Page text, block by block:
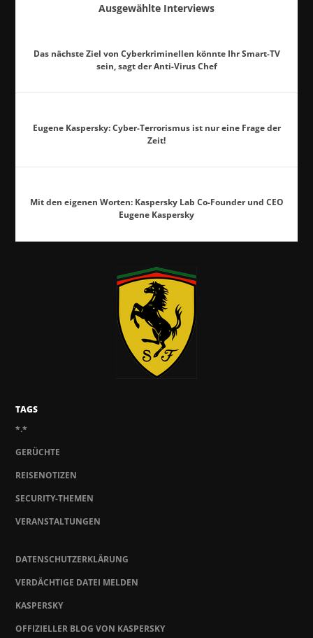
Ausgewählte Interviews
Das nächste Ziel von Cyberkriminellen könnte Ihr Smart-TV
sein, sagt der Anti-Virus Chef
Eugene Kaspersky: Cyber-Terrorismus ist nur eine Frage der
Zeit!
Mit den eigenen Worten: Kaspersky Lab Co-Founder und CEO
Eugene Kaspersky
TAGS
*.*
GERÜCHTE
REISENOTIZEN
SECURITY-THEMEN
VERANSTALTUNGEN
DATENSCHUTZERKLÄRUNG
VERDÄCHTIGE DATEI MELDEN
KASPERSKY
OFFIZIELLER BLOG VON KASPERSKY